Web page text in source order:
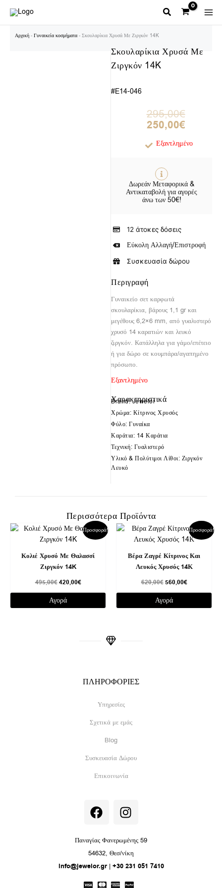
περιεχόμενο
Αρχική - Γυναικεία κοσμήματα - Σκουλαρίκια Χρυσά Με Ζιργκόν 14K
Σκουλαρίκια Χρυσά Με
Ζιργκόν 14K
#E14-046
295,00€
Original
price
was:
295,00€.
250,00€
Η
τρέχουσα
τιμή
είναι:
250,00€.
Εξαντλημένο
Δωρεάν Μεταφορικά &
Αντικαταβολή για αγορές
άνω των 50€!
12 άτοκες δόσεις
Εύκολη Αλλαγή/Επιστροφή
Συσκευασία δώρου
Περιγραφή
Γυναικείο σετ καρφωτά
σκουλαρίκια, βάρους 1,1 gr και
μεγέθους 6,2×6 mm, από γυαλιστερό
χρυσό 14 καρατιών και λευκό
ζιργκόν. Κατάλληλα για γάμο/επέτειο
ή για δώρο σε κουμπάρα/αγαπημένο
πρόσωπο.
Εξαντλημένο
Χαρακτηριστικά
Brand: Jewelor
Χρώμα: Κίτρινος Χρυσός
Φύλο: Γυναίκα
Καράτια: 14 Καράτια
Τεχνική: Γυαλιστερό
Υλικό & Πολύτιμοι Λίθοι: Ζιργκόν
Λευκό
Περισσότερα Προϊόντα
Προσφορά!
Κολιέ Χρυσό Με Θαλασσί
Ζιργκόν 14K
495,00€
Original
price
was:
420,00€
Η
τρέχουσα
420,00€.
Αγορά
Προσφορά!
Βέρα Ζαγρέ Κίτρινος Και
Λευκός Χρυσός 14Κ
620,00€
Original
price
was:
560,00€
Η
τρέχουσα
τιμή
560,00€.
Αγορά
ΠΛΗΡΟΦΟΡΙΕΣ
Υπηρεσίες
Σχετικά με εμάς
Blog
Συσκευασία Δώρου
Επικοινωνία
F
a
e
b
o
o
I
n
t
a
g
r
Παναγίας Φανερωμένης 59
54632, Θεσ/νίκη
info@jewelor.gr| +30 231 051 7410